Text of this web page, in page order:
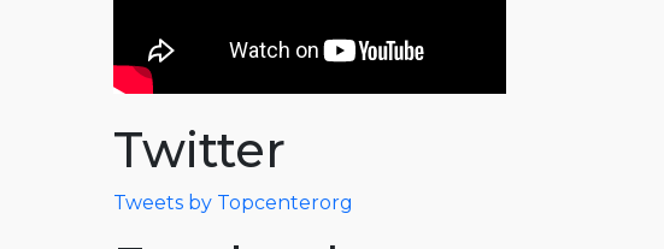
Twitter
Tweets by Topcenterorg